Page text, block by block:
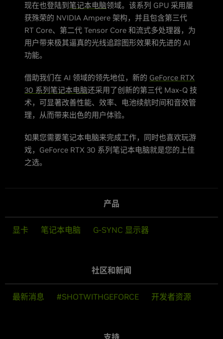
现在也登陆到 笔记本电脑领域。该系列 GPU 采用屡
获殊荣的 NVIDIA Ampere 架构，并且包含第三代
RT Core、第二代 Tensor Core 和流式多处理器，为
用户带来极其逼真的光线追踪图形效果和先进的 AI
功能。
借助我们在 AI 领域的领先地位，新的 GeForce RTX
30 系列笔记本电脑还采用了创新的第三代 Max-Q 技
术，可显著改善性能、效率、电池续航时间和音效管
理，从而带来出色的用户体验。
如果您需要笔记本电脑来完成工作，同时也喜欢玩游
戏，GeForce RTX 30 系列笔记本电脑就是您的上佳
之选。
产品
显卡 笔记本电脑 G-SYNC 显示器
社区和新闻
最新消息 #SHOTWITHGEFORCE 开发者资源